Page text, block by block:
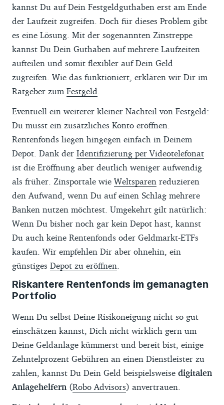
kannst Du auf Dein Festgeldguthaben erst am Ende
der Laufzeit zugreifen. Doch für dieses Problem gibt
es eine Lösung. Mit der sogenannten Zinstreppe
kannst Du Dein Guthaben auf mehrere Laufzeiten
aufteilen und somit flexibler auf Dein Geld
zugreifen. Wie das funktioniert, erklären wir Dir im
Ratgeber zum Festgeld
Eventuell ein weiterer kleiner Nachteil von Festgeld:
Du musst ein zusätzliches Konto eröffnen.
Rentenfonds liegen hingegen einfach in Deinem
Depot. Dank der Identifizierung per Videotelefonat
ist die Eröffnung aber deutlich weniger aufwendig
als früher. Zinsportale wie Weltsparen reduzieren
den Aufwand, wenn Du auf einen Schlag mehrere
Banken nutzen möchtest. Umgekehrt gilt natürlich:
Wenn Du bisher noch gar kein Depot hast, kannst
Du auch keine Rentenfonds oder Geldmarkt-ETFs
kaufen. Wir empfehlen Dir aber ohnehin, ein
günstiges Depot zu eröffnen
Riskantere Rentenfonds im gemanagten
Portfolio
Wenn Du selbst Deine Risikoneigung nicht so gut
einschätzen kannst, Dich nicht wirklich gern um
Deine Geldanlage kümmerst und bereit bist, einige
Zehntelprozent Gebühren an einen Dienstleister zu
zahlen, kannst Du Dein Geld beispielsweise digitalen
Anlagehelfern (Robo Advisors) anvertrauen.
Deine Altersvorsorge einfach &
fundiert
Depot
Du erhältst das ePaper kostenlos nach Anmeldung
zum Finanztip Newsletter. Der bringt Dir jeden Freitag
praktische und unabhängige Experten-Tipps direkt ins
Jetzt anmelden
Hier findest Du unsere Datenschutzerklärung.